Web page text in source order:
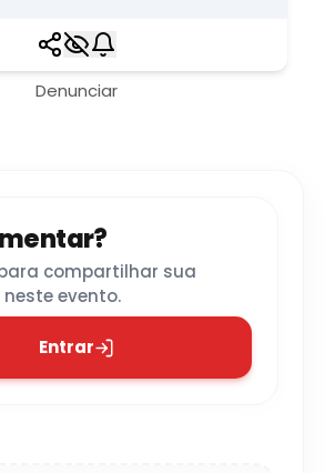
Denunciar
compartilhar sua
evento.
Entrar